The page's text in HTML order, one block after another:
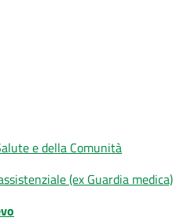
e della Comunità
(ex Guardia medica)